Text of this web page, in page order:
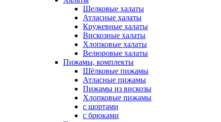
Шелковые халаты
Атласные халаты
Кружевные халаты
Вискозные халаты
Хлопковые халаты
Велюровые халаты
Пижамы, комплекты
Шёлковые пижамы
Атласные пижамы
Пижамы из вискозы
Хлопковые пижамы
с шортами
с брюками